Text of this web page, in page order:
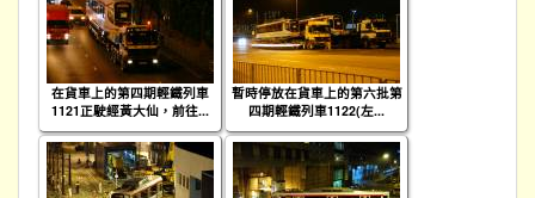
在貨車上的第四期輕鐵列車
1121正駛經黃大仙，前往...
暫時停放在貨車上的第六批第
四期輕鐵列車1122(左...